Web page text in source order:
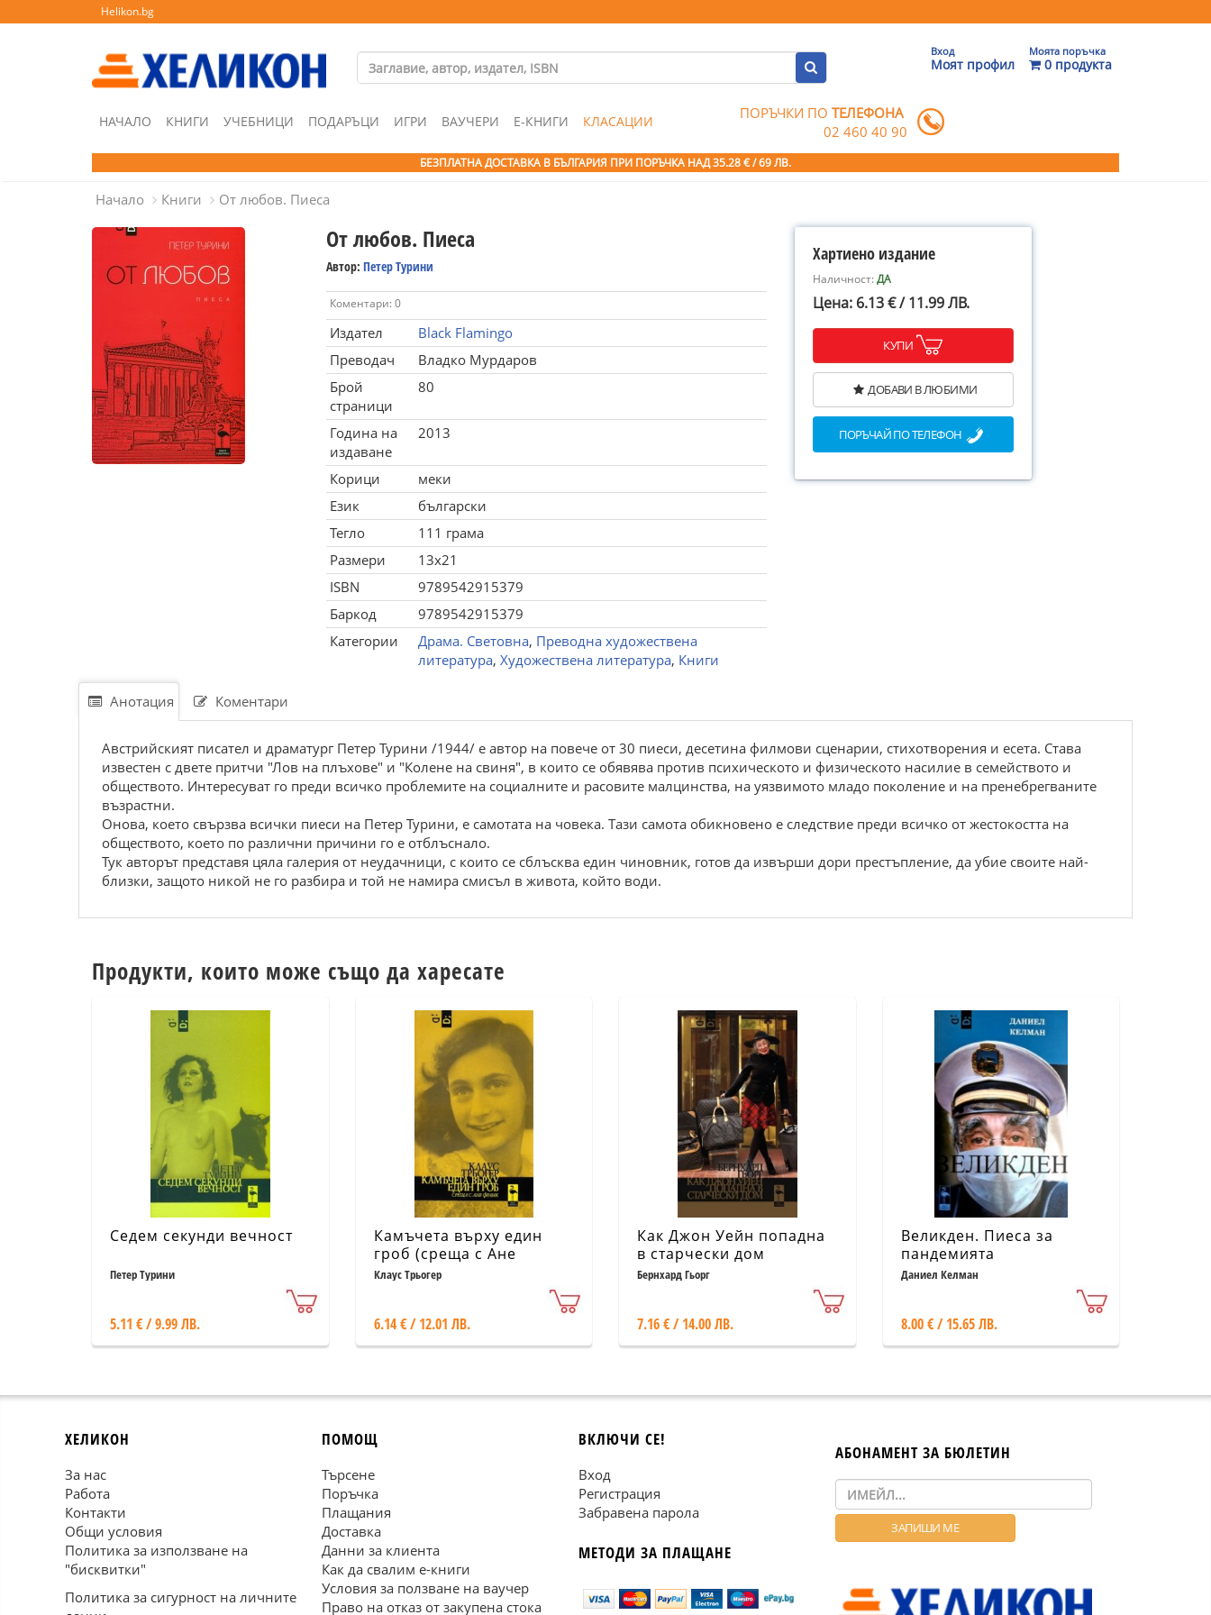
Helikon.bg
Вход
Моят профил
Моята поръчка
0 продукта
НАЧАЛО КНИГИ УЧЕБНИЦИ ПОДАРЪЦИ ИГРИ ВАУЧЕРИ Е-КНИГИ КЛАСАЦИИ ПОРЪЧКИ ПОТЕЛЕФОНА
02 460 40 90
БЕЗПЛАТНА ДОСТАВКА В БЪЛГАРИЯ ПРИ ПОРЪЧКА НАД 35.28 € / 69 ЛВ.
Начало Книги От любов. Пиеса
От любов. Пиеса
Автор: Петер Турини
Коментари: 0
Издател
Black Flamingo
Преводач
Владко Мурдаров
Брой
страници
80
Година на
издаване
2013
Корици
меки
Език
български
Тегло
111 грама
Размери
13x21
ISBN
9789542915379
Баркод
9789542915379
Категории
Драма. Световна, Преводна художествена
литература, Художествена литература, Книги
Хартиено издание
Наличност:ДА
Цена: 6.13 € / 11.99 ЛВ.
КУПИ
ДОБАВИ В ЛЮБИМИ
ПОРЪЧАЙ ПО ТЕЛЕФОН
Анотация Коментари
Австрийският писател и драматург Петер Турини /1944/ е автор на повече от 30 пиеси, десетина филмови сценарии, стихотворения и есета. Става
известен с двете притчи "Лов на плъхове" и "Колене на свиня", в които се обявява против психическото и физическото насилие в семейството и
обществото. Интересуват го преди всичко проблемите на социалните и расовите малцинства, на уязвимото младо поколение и на пренебрегваните
възрастни.
Онова, което свързва всички пиеси на Петер Турини, е самотата на човека. Тази самота обикновено е следствие преди всичко от жестокостта на
обществото, което по различни причини го е отблъснало.
Тук авторът представя цяла галерия от неудачници, с които се сблъсква един чиновник, готов да извърши дори престъпление, да убие своите най-
близки, защото никой не го разбира и той не намира смисъл в живота, който води.
Продукти, които може също да харесате
Седем секунди вечност
Петер Турини
5.11 € / 9.99 ЛВ.
Камъчета върху един
гроб (среща с Ане
Франк)
Клаус Трьогер
6.14 € / 12.01 ЛВ.
Как Джон Уейн попадна
в старчески дом
Бернхард Гьорг
7.16 € / 14.00 ЛВ.
Великден. Пиеса за
пандемията
Даниел Келман
8.00 € / 15.65 ЛВ.
ХЕЛИКОН
За нас
Работа
Контакти
Общи условия
Политика за използване на
"бисквитки"
Политика за сигурност на личните
ПОМОЩ
Търсене
Поръчка
Плащания
Доставка
Данни за клиента
Как да свалим е-книги
Условия за ползване на ваучер
Право на отказ от закупена стока
ВКЛЮЧИ СЕ!
Вход
Регистрация
Забравена парола
МЕТОДИ ЗА ПЛАЩАНЕ
АБОНАМЕНТ ЗА БЮЛЕТИН